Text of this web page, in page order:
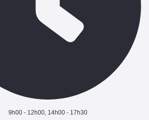
9h00 - 12h00, 14h00 - 17h30